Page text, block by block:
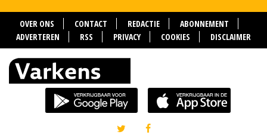
OVER ONS CONTACT REDACTIE
ABONNEMENT
ADVERTEREN
RSS PRIVACY COOKIES DISCLAIMER